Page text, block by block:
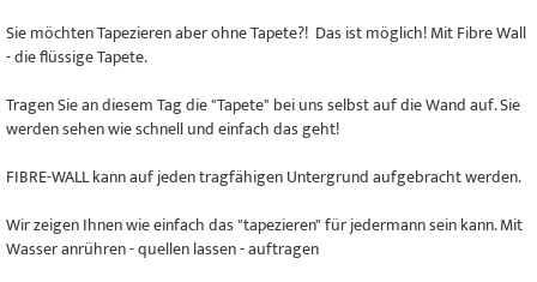
Sie möchten Tapezieren aber ohne Tapete?! Das ist möglich! Mit Fibre Wall
- die flüssige Tapete.
Tragen Sie an diesem Tag die "Tapete" bei uns selbst auf die Wand auf. Sie
werden sehen wie schnell und einfach das geht!
FIBRE-WALL kann auf jeden tragfähigen Untergrund aufgebracht werden.
Wir zeigen Ihnen wie einfach das "tapezieren" für jedermann sein kann. Mit
Wasser anrühren - quellen lassen - auftragen